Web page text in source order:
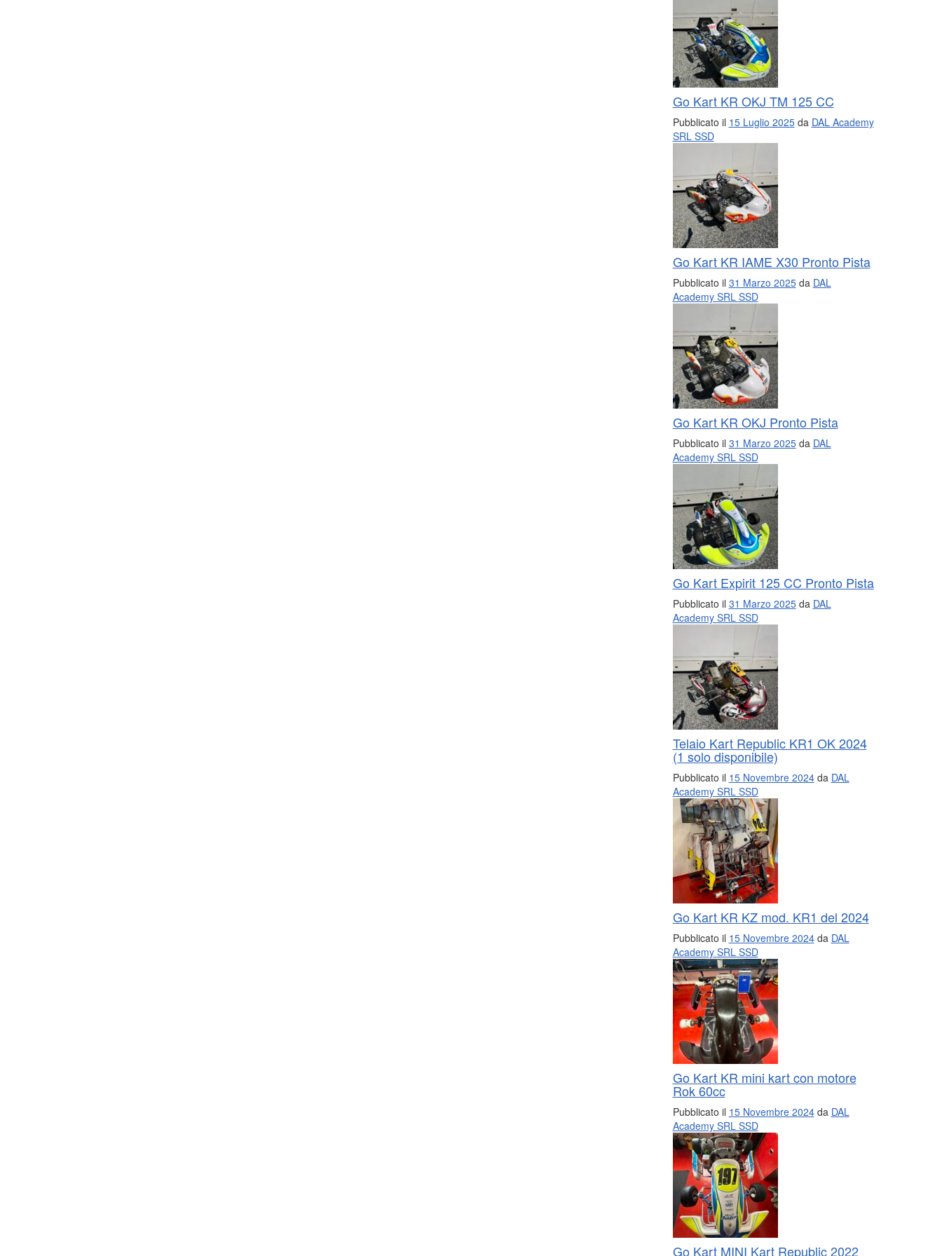
Go Kart KR OKJ TM 125 CC
Pubblicato il 15 Luglio 2025da DAL Academy
SRL SSD
Go Kart KR IAME X30 Pronto Pista
Pubblicato il 31 Marzo 2025da DAL
Academy SRL SSD
Go Kart KR OKJ Pronto Pista
Pubblicato il 31 Marzo 2025da DAL
Academy SRL SSD
Go Kart Expirit 125 CC Pronto Pista
Pubblicato il 31 Marzo 2025da DAL
Academy SRL SSD
Telaio Kart Republic KR1 OK 2024
(1 solo disponibile)
Pubblicato il 15 Novembre 2024da DAL
Academy SRL SSD
Go Kart KR KZ mod. KR1 del 2024
Pubblicato il 15 Novembre 2024da DAL
Academy SRL SSD
Go Kart KR mini kart con motore
Rok 60cc
Pubblicato il 15 Novembre 2024da DAL
Academy SRL SSD
Go Kart MINI Kart Republic 2022